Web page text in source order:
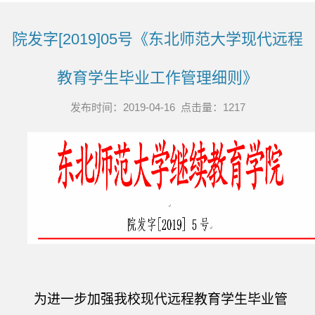
院发字[2019]05号《东北师范大学现代远程
教育学生毕业工作管理细则》
发布时间：2019-04-16 点击量： 1217
为进一步加强我校现代远程教育学生毕业管